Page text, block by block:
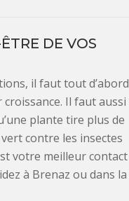
DE VOS
il faut tout d’abord
Il faut aussi
plante tire plus de
contre les insectes
votre meilleur contact
à Brenaz ou dans la